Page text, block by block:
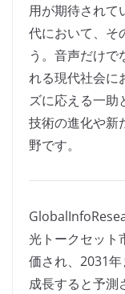
用が期待されて
代において、そ
う。音声だけで
れる現代社会に
ズに応える一助
技術の進化や新
野です。
光トークセット
価され、2031
成長すると予測